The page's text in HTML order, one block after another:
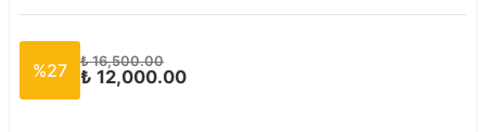
%27 ₺ 16,500.00
₺ 12,000.00